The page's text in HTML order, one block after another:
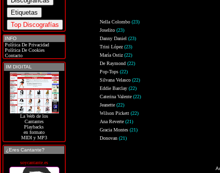
INFO
Política De Privacidad
Política De Cookies
Contacto
IM DIGITAL
La Web de los
Cantantes
Playbacks
en formato
MIDI y MP3
¿Eres Cantante?
soycantante.es
Nella Colombo(23)
Joselito(23)
Danny Daniel(23)
Trini López(23)
María Ostiz(22)
De Raymond(22)
Pop-Tops(22)
Silvana Velasco(22)
Eddie Barclay(22)
Caterina Valente(22)
Jeanette(22)
Wilson Pickett(22)
Ana Reverte(21)
Gracia Montes(21)
Donovan(21)